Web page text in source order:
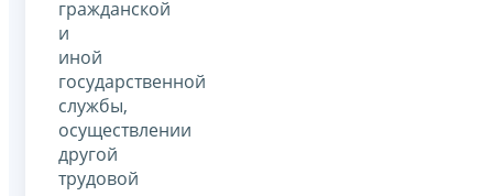
гражданской
и
иной
государственной
службы,
осуществлении
другой
трудовой